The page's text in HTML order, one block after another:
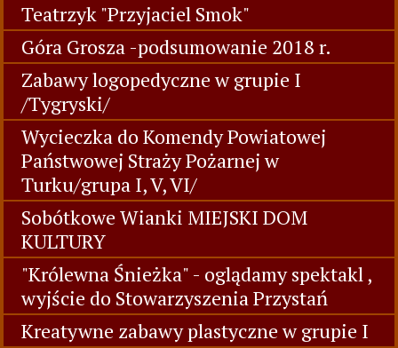
Teatrzyk "Przyjaciel Smok"
Góra Grosza -podsumowanie 2018 r.
Zabawy logopedyczne w grupie I
/Tygryski/
Wycieczka do Komendy Powiatowej
Państwowej Straży Pożarnej w
Turku/grupa I, V, VI/
Sobótkowe Wianki MIEJSKI DOM
KULTURY
"Królewna Śnieżka" - oglądamy spektakl ,
wyjście do Stowarzyszenia Przystań
Kreatywne zabawy plastyczne w grupie I